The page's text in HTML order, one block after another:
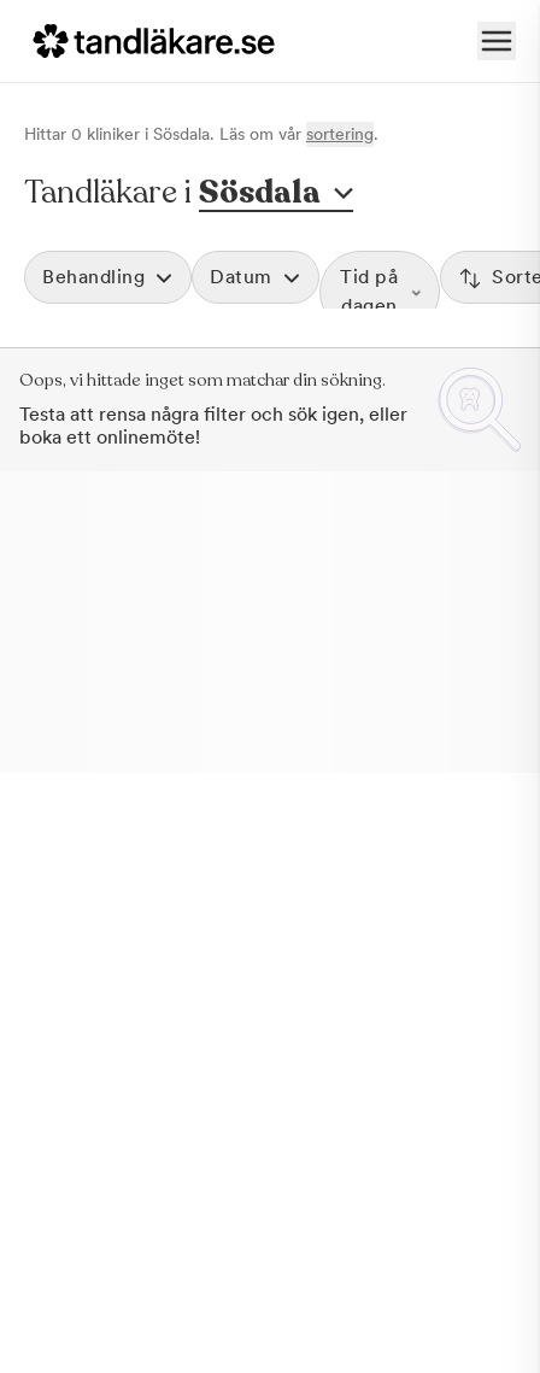
Hittar 0 kliniker i Sösdala. Läs om vår sortering.
Tandläkare i Sösdala
Behandling Datum
Tid på
dagen
Oops, vi hittade inget som matchar din sökning.
Testa att rensa några filter och sök igen, eller
boka ett onlinemöte!